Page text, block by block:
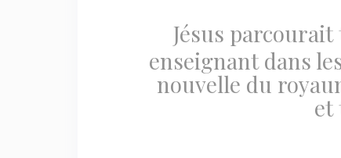
Jésus
enseignant dans
nouvelle du
et